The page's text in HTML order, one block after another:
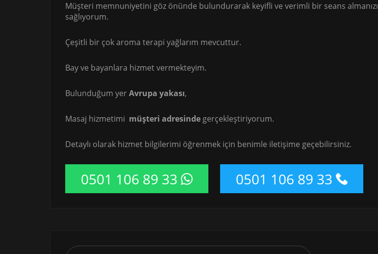
Müşteri memnuniyetini göz önünde bulundurarak keyifli ve verimli bir seans almanızı
sağlıyorum.
Çeşitli bir çok aroma terapi yağlarım mevcuttur.
Bay ve bayanlara hizmet vermekteyim.
Bulunduğum yerAvrupa yakası,
Masaj hizmetimi müşteri adresinde gerçekleştiriyorum.
Detaylı olarak hizmet bilgilerimi öğrenmek için benimle iletişime geçebilirsiniz.
0501 106 89 33 0501 106 89 33